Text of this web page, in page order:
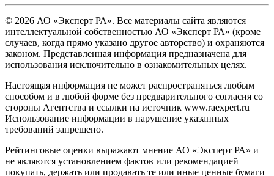
© 2026 АО «Эксперт РА». Все материалы сайта являются
интеллектуальной собственностью АО «Эксперт РА» (кроме
случаев, когда прямо указано другое авторство) и охраняются
законом. Представленная информация предназначена для
использования исключительно в ознакомительных целях.
Настоящая информация не может распространяться любым
способом и в любой форме без предварительного согласия со
стороны Агентства и ссылки на источник www.raexpert.ru
Использование информации в нарушение указанных
требований запрещено.
Рейтинговые оценки выражают мнение АО «Эксперт РА» и
не являются установлением фактов или рекомендацией
покупать, держать или продавать те или иные ценные бумаги